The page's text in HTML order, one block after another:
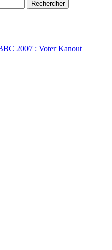
2007 : Voter Kanout